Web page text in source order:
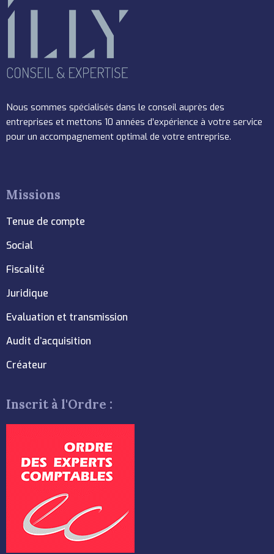
Nous sommes spécialisés dans le conseil auprès des
entreprises et mettons 10 années d’expérience à votre service
pour un accompagnement optimal de votre entreprise.
Missions
Tenue de compte
Social
Fiscalité
Juridique
Evaluation et transmission
Audit d’acquisition
Créateur
Inscrit à l'Ordre :